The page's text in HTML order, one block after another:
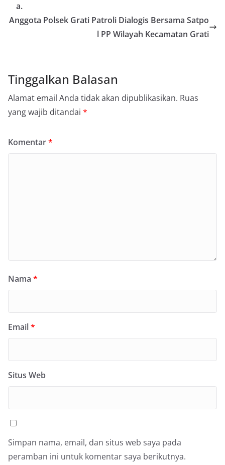
a.
Anggota Polsek Grati Patroli Dialogis Bersama Satpo
l PP Wilayah Kecamatan Grati
Tinggalkan Balasan
Alamat email Anda tidak akan dipublikasikan. Ruas
yang wajib ditandai *
Komentar*
Nama *
Email*
Situs Web
Simpan nama, email, dan situs web saya pada
peramban ini untuk komentar saya berikutnya.